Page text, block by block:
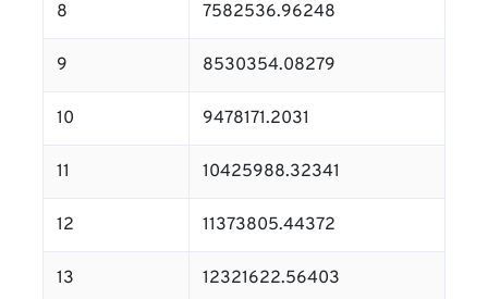
8 7582536.96248
9 8530354.08279
10 9478171.2031
11 10425988.32341
12 11373805.44372
13 12321622.56403